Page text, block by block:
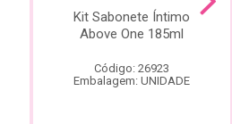
Kit Sabonete Íntimo
Above One 185ml
Código: 26923
Embalagem: UNIDADE